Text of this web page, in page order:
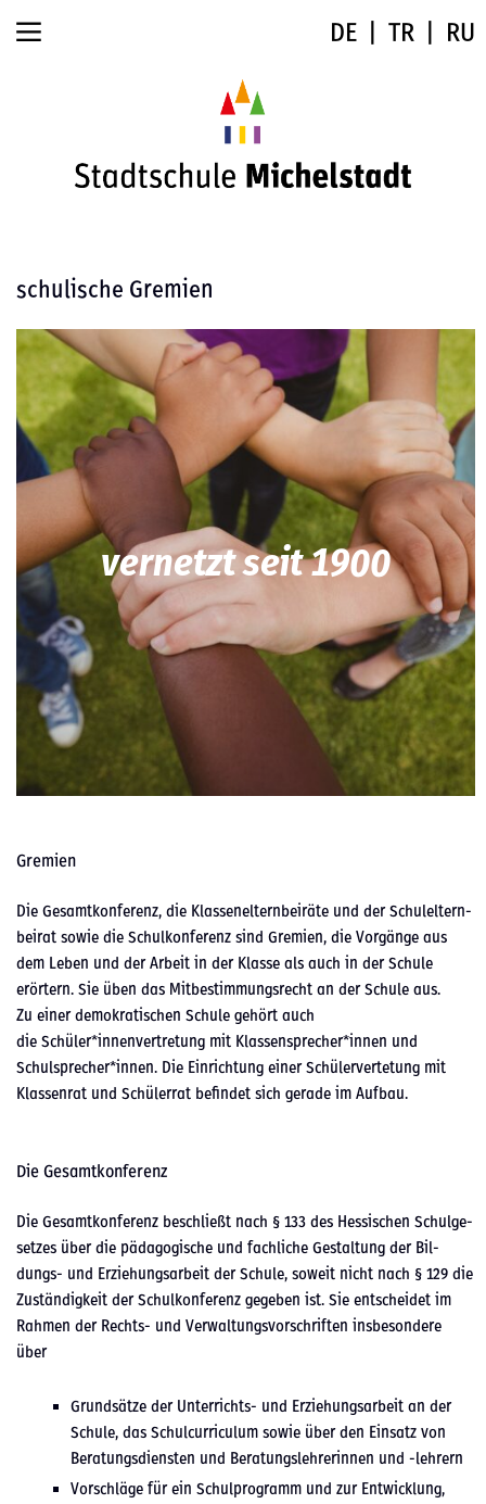
DE TR RU
schulische Gremien
ver­net­zt seit 1900
Gremien
Die Gesamtkon­ferenz, die Klassenel­tern­beiräte und der Schulel­tern­
beirat sowie die Schulkon­ferenz sind Gremien, die Vorgänge aus
dem Leben und der Arbeit in der Klasse als auch in der Schule
erörtern. Sie üben das Mitbes­tim­mungsrecht an der Schule aus.
Zu ein­er demokratis­chen Schule gehört auch
die Schüler*innenvertretung mit Klassensprecher*innen und
Schulsprecher*innen. Die Ein­rich­tung ein­er Schülerverte­tung mit
Klassen­rat und Schüler­rat befind­et sich ger­ade im Auf­bau.
Die Gesamtkonferenz
Die Gesamtkon­ferenz beschließt nach § 133 des Hes­sis­chen Schulge­
set­zes über die päd­a­gogis­che und fach­liche Gestal­tung der Bil­
dungs- und Erziehungsar­beit der Schule, soweit nicht nach § 129 die
Zuständigkeit der Schulkon­ferenz gegeben ist. Sie entschei­det im
Rah­men der Rechts- und Ver­wal­tungsvorschriften ins­beson­dere
über
Grund­sätze der Unter­richts- und Erziehungsar­beit an der
Schule, das Schul­cur­ricu­lum sowie über den Ein­satz von
Beratungs­di­en­sten und Beratungslehrerin­nen und ‑lehrern
Vorschläge für ein Schul­pro­gramm und zur Entwick­lung,